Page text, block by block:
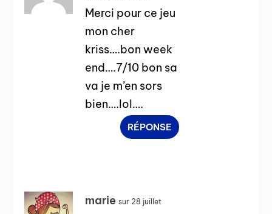
Merci pour ce jeu
mon cher
kriss….bon week
end….7/10 bon sa
va je m’en sors
bien….lol….
RÉPONSE
marie sur 28 juillet